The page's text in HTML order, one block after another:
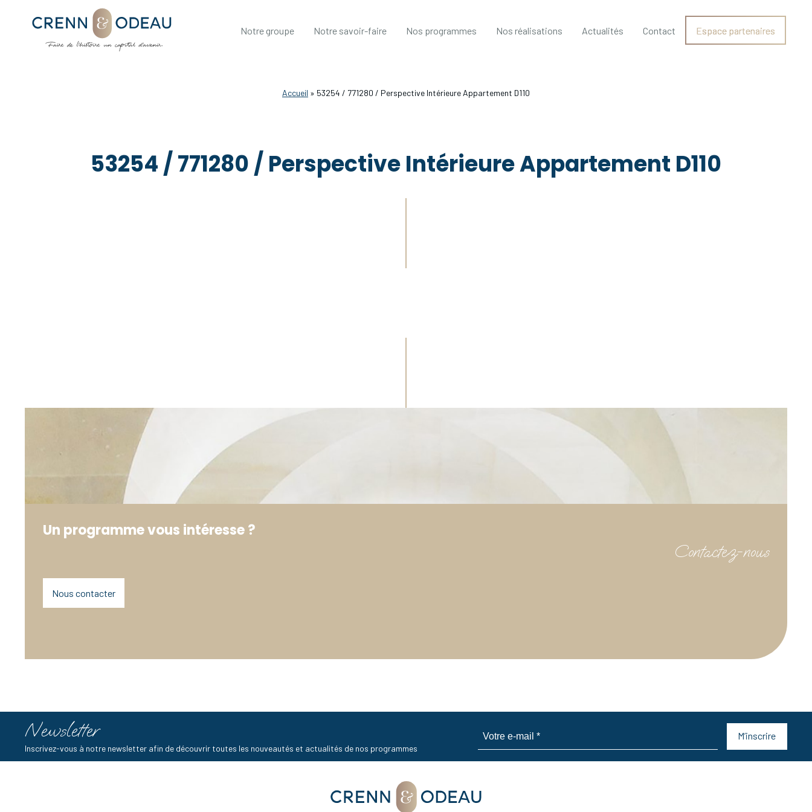
Notre groupe Notre savoir-faire Nos programmes Nos réalisations Actualités Contact Espace partenaires
Accueil » 53254 / 771280 / Perspective Intérieure Appartement D110
53254 / 771280 / Perspective Intérieure Appartement D110
Un programme vous intéresse ?
Contactez-nous
Nous contacter
Newsletter
Inscrivez-vous à notre newsletter afin de découvrir toutes les nouveautés et actualités de nos programmes
M’inscrire